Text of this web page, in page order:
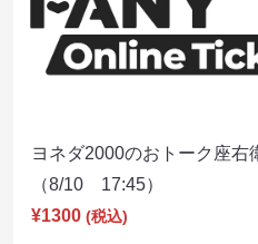
ヨネダ2000のおトーク座右
（8/10 17:45）
¥1300 (税込)